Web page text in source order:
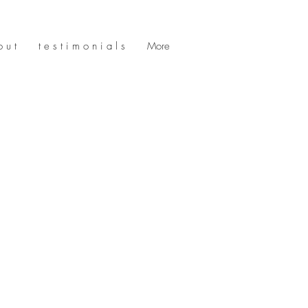
u t t e s t i m o n i a l s More